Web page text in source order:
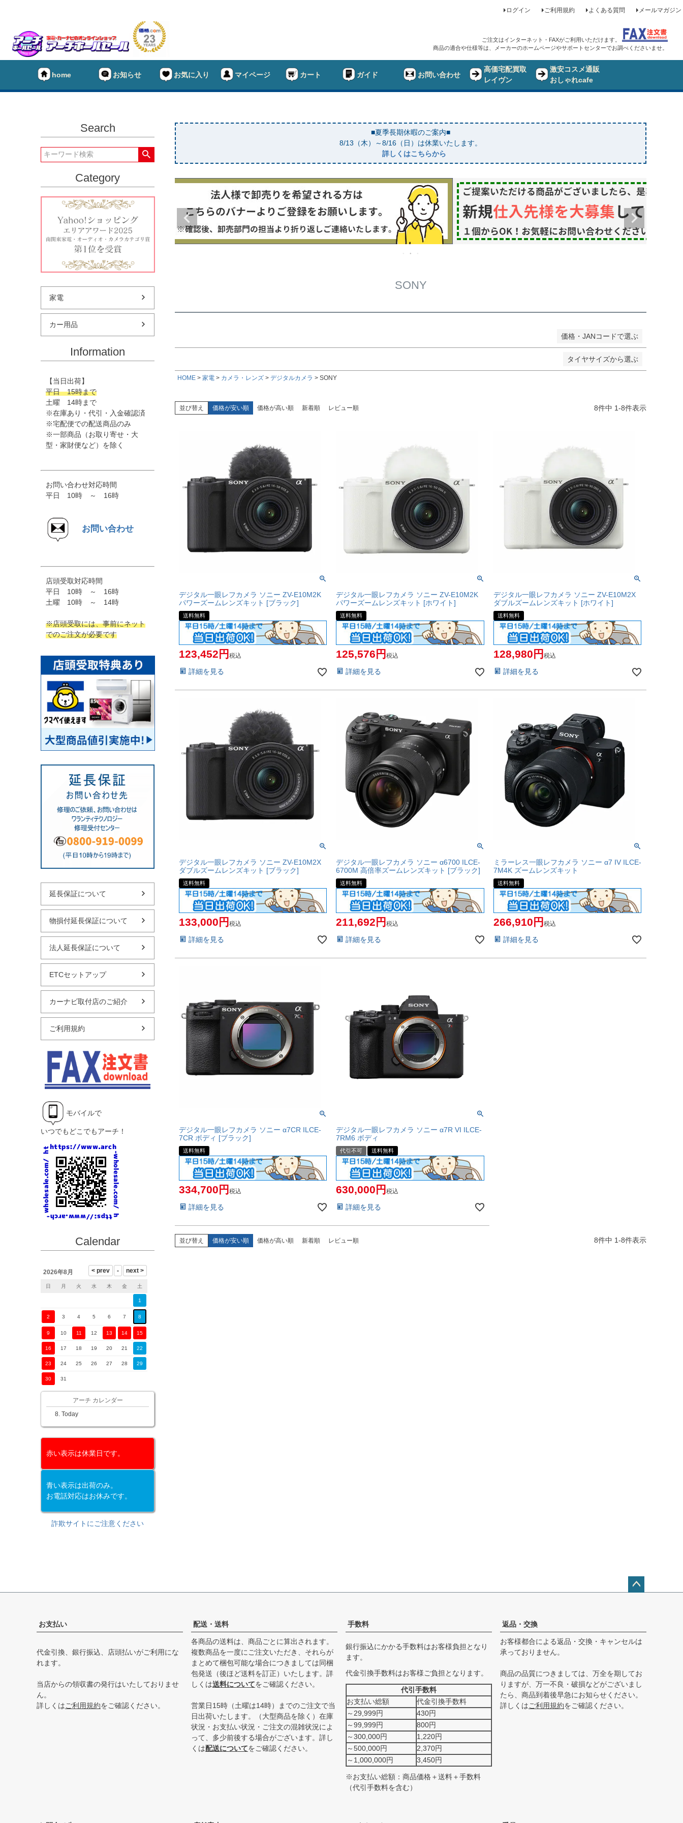
ログイン ご利用規約 よくある質問 メールマガジン
ご注文はインターネット・FAXがご利用いただけます。
商品の適合や仕様等は、メーカーのホームページやサポートセンターでお調べくださいませ。
home お知らせ お気に入り マイページ カート ガイド お問い合わせ
高価宅配買取
レイヴン
激安コスメ通販
おしゃれcafe
Search
Category
家電
カー用品
Information
【当日出荷】
平日 15時まで
土曜 14時まで
※在庫あり・代引・入金確認済
※宅配便での配送商品のみ
※一部商品（お取り寄せ・大
型・家財便など）を除く
お問い合わせ対応時間
平日 10時 ～ 16時
お問い合わせ
店頭受取対応時間
平日 10時 ～ 16時
土曜 10時 ～ 14時
※店頭受取には、事前にネット
でのご注文が必要です
延長保証について
物損付延長保証について
法人延長保証について
ETCセットアップ
カーナビ取付店のご紹介
ご利用規約
モバイルで
いつでもどこでもアーチ！
Calendar
2026年8月
日 月 火 水 木 金 土
1
2 3 4 5 6 7 8
9 10 11 12 13 14 15
16 17 18 19 20 21 22
23 24 25 26 27 28 29
30 31
アーチ カレンダー
Today
赤い表示は休業日です。
青い表示は出荷のみ。
お電話対応はお休みです。
詐欺サイトにご注意ください
■夏季長期休暇のご案内■
8/13（木）～8/16（日）は休業いたします。
詳しくはこちらから
SONY
価格・JANコードで選ぶ
キーワード
在庫なし商品
在庫なし商品を表示しない
検索
タイヤサイズから選ぶ
★タイヤ幅
HOME 家電 カメラ・レンズ デジタルカメラ SONY
並び替え 価格が安い順 価格が高い順 新着順 レビュー順 8件中 1-8件表示
デジタル一眼レフカメラ ソニー ZV-E10M2K
パワーズームレンズキット [ブラック]
送料無料
123,452 税込
詳細を見る
デジタル一眼レフカメラ ソニー ZV-E10M2K
パワーズームレンズキット [ホワイト]
送料無料
125,576 税込
詳細を見る
デジタル一眼レフカメラ ソニー ZV-E10M2X
ダブルズームレンズキット [ホワイト]
送料無料
128,980 税込
詳細を見る
デジタル一眼レフカメラ ソニー ZV-E10M2X
ダブルズームレンズキット [ブラック]
送料無料
133,000 税込
詳細を見る
デジタル一眼レフカメラ ソニー α6700 ILCE-
6700M 高倍率ズームレンズキット [ブラック]
送料無料
211,692 税込
詳細を見る
ミラーレス一眼レフカメラ ソニー α7 IV ILCE-
7M4K ズームレンズキット
送料無料
266,910 税込
詳細を見る
デジタル一眼レフカメラ ソニー α7CR ILCE-
7CR ボディ [ブラック]
送料無料
334,700 税込
詳細を見る
デジタル一眼レフカメラ ソニー α7R VI ILCE-
7RM6 ボディ
代引不可 送料無料
630,000 税込
詳細を見る
並び替え 価格が安い順 価格が高い順 新着順 レビュー順 8件中 1-8件表示
へ
お支払い
代金引換、銀行振込、店頭払いがご利用にな
れます。
当店からの領収書の発行はいたしておりませ
ん。
詳しくはご利用規約をご確認ください。
配送・送料
各商品の送料は、商品ごとに算出されます。
複数商品を一度にご注文いただき、それらが
まとめて梱包可能な場合につきましては同梱
包発送（後ほど送料を訂正）いたします。詳
しくは送料についてをご確認ください。
営業日15時（土曜は14時）までのご注文で当
日出荷いたします。（大型商品を除く）在庫
状況・お支払い状況・ご注文の混雑状況によ
って、多少前後する場合がございます。詳し
くは配送についてをご確認ください。
手数料
銀行振込にかかる手数料はお客様負担となり
ます。
代金引換手数料はお客様ご負担となります。
代引手数料
お支払い総額
代金引換手数料
～29,999円
430円
～99,999円
800円
～300,000円
1,220円
～500,000円
2,370円
～1,000,000円
3,450円
※お支払い総額：商品価格＋送料＋手数料
（代引手数料を含む）
返品・交換
お客様都合による返品・交換・キャンセルは
承っておりません。
商品の品質につきましては、万全を期してお
りますが、万一不良・破損などがございまし
たら、商品到着後早急にお知らせください。
詳しくはご利用規約をご確認ください。